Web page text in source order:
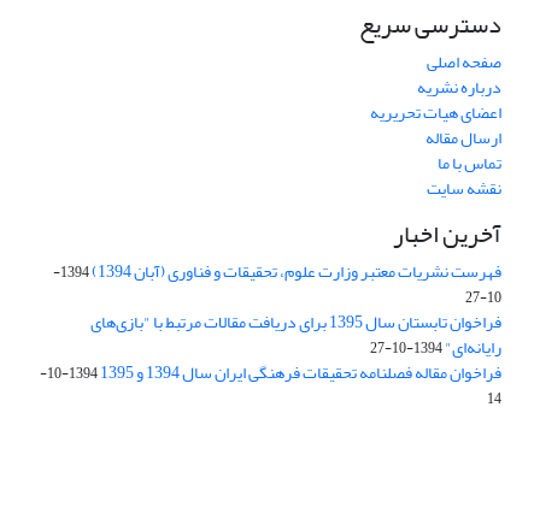
دسترسی سریع
صفحه اصلی
درباره نشریه
اعضای هیات تحریریه
ارسال مقاله
تماس با ما
نقشه سایت
آخرین اخبار
فهرست نشریات معتبر وزارت علوم، تحقیقات و فناوری (آبان 1394)
1394-
10-27
فراخوان تابستان سال 1395 برای دریافت مقالات مرتبط با "بازی‌های
رایانه‌ای"1394-10-27
فراخوان مقاله فصلنامه تحقیقات فرهنگی ایران سال 1394 و 1395
1394-10-
14